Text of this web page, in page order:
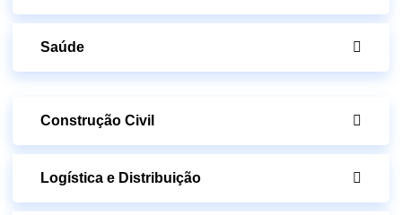
Saúde
Construção Civil
Logística e Distribuição